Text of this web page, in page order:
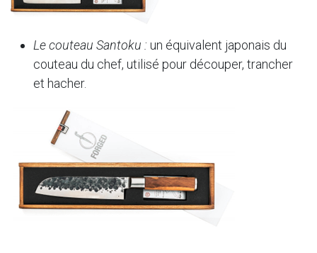
Le couteau Santoku : un équivalent japonais du
couteau du chef, utilisé pour découper, trancher
et hacher.